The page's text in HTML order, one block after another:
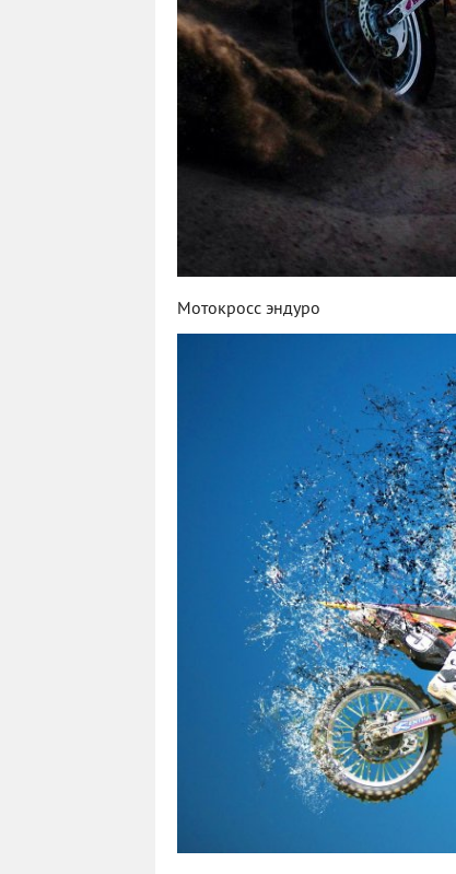
Мотокросс эндуро